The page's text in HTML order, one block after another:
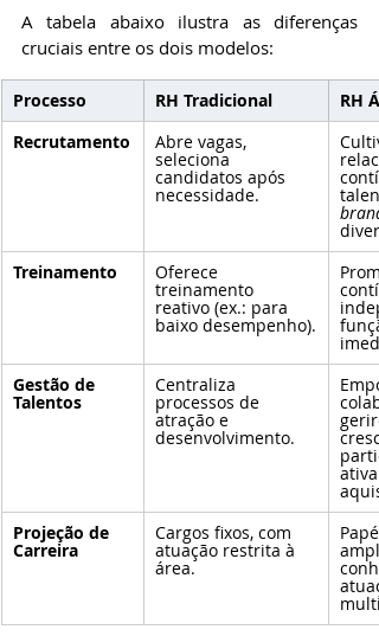
A tabela abaixo ilustra as diferenças
cruciais entre os dois modelos:
Processo RH Tradicional
RH
Recrutamento
Abre vagas,
seleciona
candidatos após
necessidade.
Treinamento
Oferece
treinamento
reativo (ex.: para
baixo desempenho).
Gestão de
Talentos
Centraliza
processos de
atração e
desenvolvimento.
Projeção de
Carreira
Cargos fixos, com
atuação restrita à
área.